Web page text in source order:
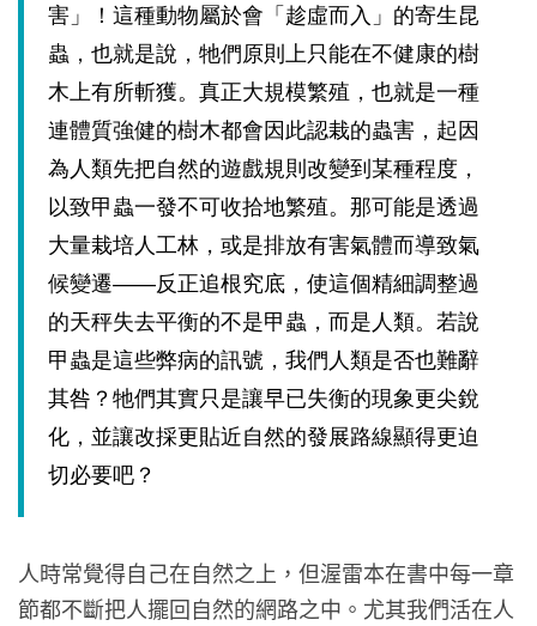
害」！這種動物屬於會「趁虛而入」的寄生昆
蟲，也就是說，牠們原則上只能在不健康的樹
木上有所斬獲。真正大規模繁殖，也就是一種
連體質強健的樹木都會因此認栽的蟲害，起因
為人類先把自然的遊戲規則改變到某種程度，
以致甲蟲一發不可收拾地繁殖。那可能是透過
大量栽培人工林，或是排放有害氣體而導致氣
候變遷——反正追根究底，使這個精細調整過
的天秤失去平衡的不是甲蟲，而是人類。若說
甲蟲是這些弊病的訊號，我們人類是否也難辭
其咎？牠們其實只是讓早已失衡的現象更尖銳
化，並讓改採更貼近自然的發展路線顯得更迫
切必要吧？
人時常覺得自己在自然之上，但渥雷本在書中每一章
節都不斷把人擺回自然的網路之中。尤其我們活在人